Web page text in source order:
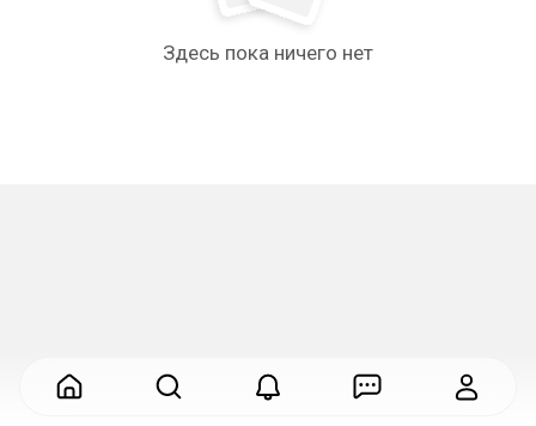
Здесь пока ничего нет